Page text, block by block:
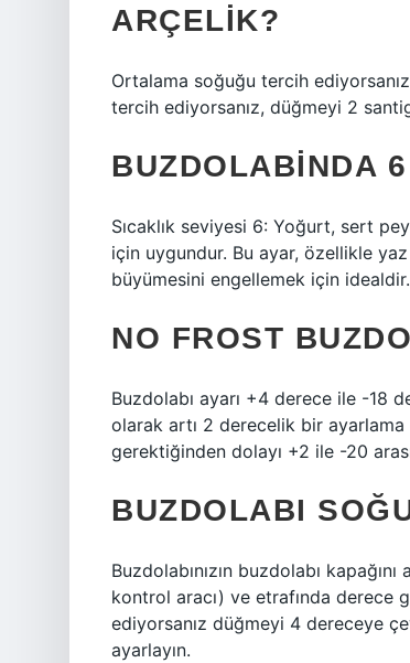
ARÇELIK?
Ortalama soğuğu tercih
tercih ediyorsanız, düğmeyi 2
BUZDOLABINDA
Sıcaklık seviyesi 6: Yoğurt, sert
için uygundur. Bu ayar, özellikle
büyümesini engellemek için idealdir.
NO FROST
Buzdolabı ayarı +4 derece ile -18
olarak artı 2 derecelik bir ayarlama
gerektiğinden dolayı +2 ile -20
BUZDOLABI
Buzdolabınızın buzdolabı
kontrol aracı) ve etrafında
ediyorsanız düğmeyi 4 dereceye
ayarlayın.